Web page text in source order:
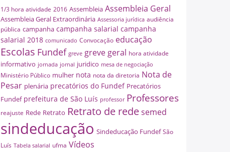
1/3 hora atividade 2016 Assembleia Assembleia Geral
Assembleia Geral Extraordinária Assessoria jurídica audiência
pública campanha campanha salarial campanha
salarial 2018 comunicado Convocação educação
Escolas Fundef greve greve geral hora atividade
informativo jornada jornal juridico mesa de negociação
Ministério Público mulher nota nota da diretoria Nota de
Pesar plenária precatórios do Fundef Precatórios
Fundef prefeitura de São Luís professor Professores
reajuste Rede Retrato Retrato de redesemed
sindeducação Sindeducação Fundef São
Luís Tabela salarial ufma Vídeos